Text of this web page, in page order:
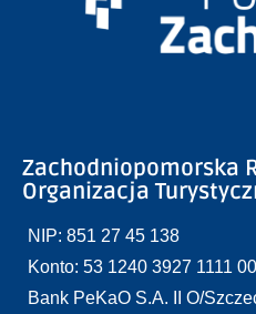
Zachodniopomorska
Organizacja
NIP: 851 27 45 138
Konto: 53 1240 3927 1111
Bank PeKaO S.A. II O/